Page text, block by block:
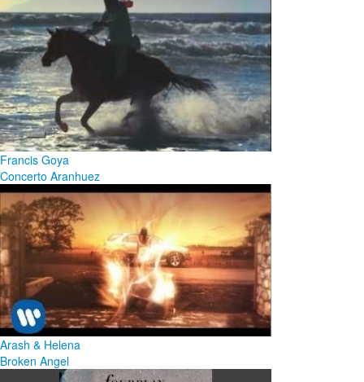
Francis Goya
Concerto Aranhuez
Arash & Helena
Broken Angel